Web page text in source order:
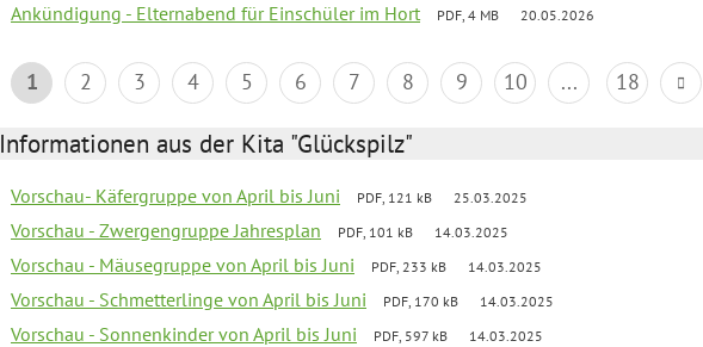
Ankündigung - Elternabend für Einschüler im Hort PDF, 4 MB 20.05.2026
1 2 3 4 5 6 7 8 9 10 ... 18
Informationen aus der Kita "Glückspilz"
Vorschau- Käfergruppe von April bis Juni PDF, 121 kB 25.03.2025
Vorschau - Zwergengruppe Jahresplan PDF, 101 kB 14.03.2025
Vorschau - Mäusegruppe von April bis Juni PDF, 233 kB 14.03.2025
Vorschau - Schmetterlinge von April bis Juni PDF, 170 kB 14.03.2025
Vorschau - Sonnenkinder von April bis Juni PDF, 597 kB 14.03.2025